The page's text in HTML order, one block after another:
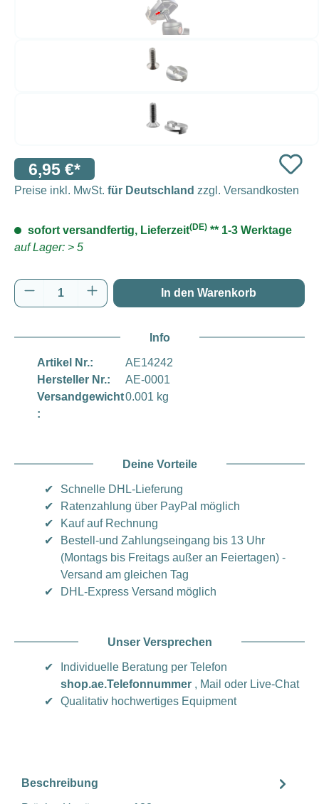
6,95 €*
Preise inkl. MwSt. für Deutschland zzgl. Versandkosten
sofort versandfertig, Lieferzeit(DE) ** 1-3 Werktage
auf Lager: > 5
Produkt Anzahl: Gib den gewünschten
In den Warenkorb
Info
Artikel Nr.:
AE14242
Hersteller Nr.:
AE-0001
Versandgewicht
:
0.001 kg
Deine Vorteile
✔
Schnelle DHL-Lieferung
✔
Ratenzahlung über PayPal möglich
✔
Kauf auf Rechnung
✔
Bestell-und Zahlungseingang bis 13 Uhr
(Montags bis Freitags außer an Feiertagen) -
Versand am gleichen Tag
✔
DHL-Express Versand möglich
Unser Versprechen
✔
Individuelle Beratung per Telefon
shop.ae.Telefonnummer , Mail oder Live-Chat
✔
Qualitativ hochwertiges Equipment
Beschreibung